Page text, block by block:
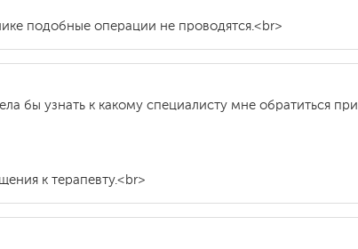
подобные операции не проводятся.<br>
бы узнать к какому специалисту мне обратиться
к терапевту.<br>